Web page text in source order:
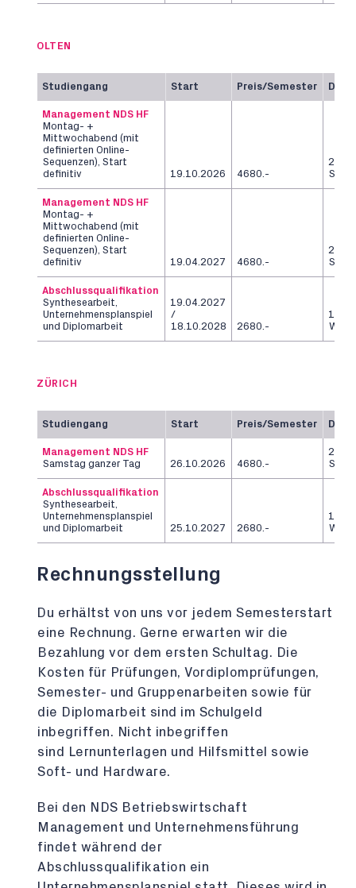
OLTEN
Studiengang Start Preis/Semester
Management NDS HF
Montag- +
Mittwochabend (mit
definierten Online-
Sequenzen), Start
definitiv
19.10.2026 4680.-
2
Management NDS HF
Montag- +
Mittwochabend (mit
definierten Online-
Sequenzen), Start
definitiv
19.04.2027 4680.-
2
Abschlussqualifikation
Synthesearbeit,
Unternehmensplanspiel
und Diplomarbeit
19.04.2027
/
18.10.2028
2680.-
12
ZÜRICH
Studiengang Start Preis/Semester
Management NDS HF
Samstag ganzer Tag
26.10.2026 4680.-
2
Abschlussqualifikation
Synthesearbeit,
Unternehmensplanspiel
und Diplomarbeit
25.10.2027 2680.-
12
Rechnungsstellung
Du erhältst von uns vor jedem Semesterstart
eine Rechnung. Gerne erwarten wir die
Bezahlung vor dem ersten Schultag. Die
Kosten für Prüfungen, Vordiplomprüfungen,
Semester- und Gruppenarbeiten sowie für
die Diplomarbeit sind im Schulgeld
inbegriffen. Nicht inbegriffen
sind Lernunterlagen und Hilfsmittel sowie
Soft- und Hardware.
Bei den NDS Betriebswirtschaft
Management und Unternehmensführung
findet während der
Abschlussqualifikation ein